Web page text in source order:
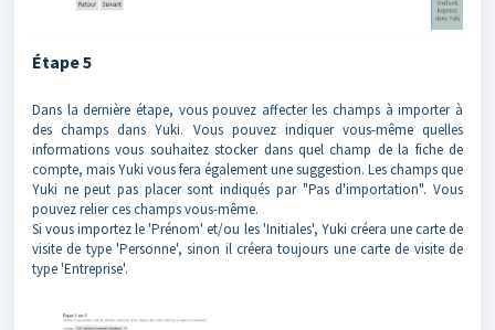
Étape 5
Dans la dernière étape, vous pouvez affecter les champs à importer à
des champs dans Yuki. Vous pouvez indiquer vous-même quelles
informations vous souhaitez stocker dans quel champ de la fiche de
compte, mais Yuki vous fera également une suggestion. Les champs que
Yuki ne peut pas placer sont indiqués par "Pas d'importation". Vous
pouvez relier ces champs vous-même.
Si vous importez le 'Prénom' et/ou les 'Initiales', Yuki créera une carte de
visite de type 'Personne', sinon il créera toujours une carte de visite de
type 'Entreprise'.